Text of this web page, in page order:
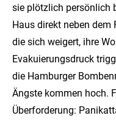
sie plötzlich persönlich
Haus direkt neben
die sich weigert, ihre
Evakuierungsdruck
die Hamburger
Ängste kommen hoch.
Überforderung: